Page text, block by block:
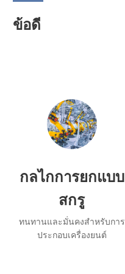
ข้อดี
กลไกการยกแบบ
สกรู
ทนทานและมั่นคงสำหรับการ
ประกอบเครื่องยนต์